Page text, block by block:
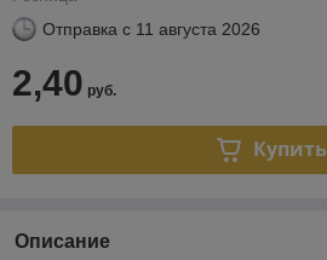
Отправка с 11 августа 2026
2,40 руб.
Купить
Описание